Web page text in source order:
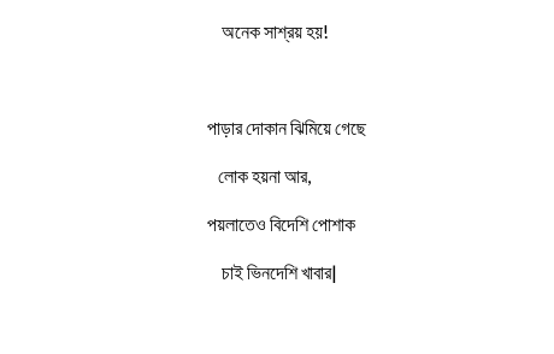
অনেক সাশ্রয় হয়!
পাড়ার দোকান ঝিমিয়ে গেছে
লোক হয়না আর,
পয়লাতেও বিদেশি পোশাক
চাই ভিনদেশি খাবার|